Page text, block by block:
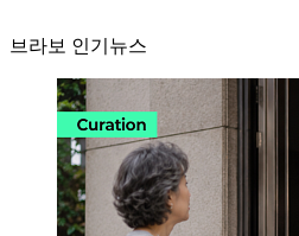
브라보 인기뉴스